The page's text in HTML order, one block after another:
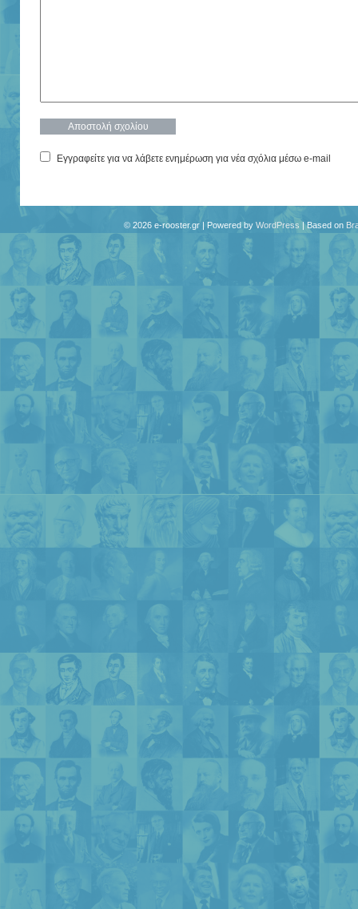
Εγγραφείτε για να λάβετε ενημέρωση για νέα σχόλια μέσω e-mail
© 2026 e-rooster.gr | Powered by WordPress | Based on